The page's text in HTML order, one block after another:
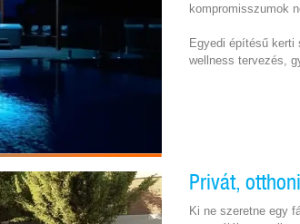
kompromisszumok
Egyedi építésű kerti
wellness tervezés,
Privát,
Ki ne szeretne egy